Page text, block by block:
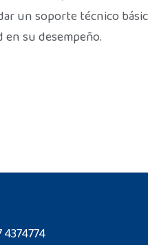
un soporte técnico
su desempeño.
4374774